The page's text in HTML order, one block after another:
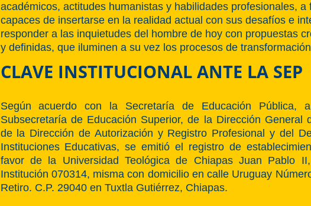
académicos, actitudes humanistas y habilidades profesionales, a
capaces de insertarse en la realidad actual con sus desafíos e
responder a las inquietudes del hombre de hoy con propuestas
y definidas, que iluminen a su vez los procesos de
CLAVE INSTITUCIONAL ANTE LA SEP
Según acuerdo con la Secretaría de Educación Pública,
Subsecretaría de Educación Superior, de la Dirección General
de la Dirección de Autorización y Registro Profesional y del
Instituciones Educativas, se emitió el registro de
favor de la Universidad Teológica de Chiapas Juan Pablo
Institución 070314, misma con domicilio en calle Uruguay
Retiro. C.P. 29040 en Tuxtla Gutiérrez, Chiapas.